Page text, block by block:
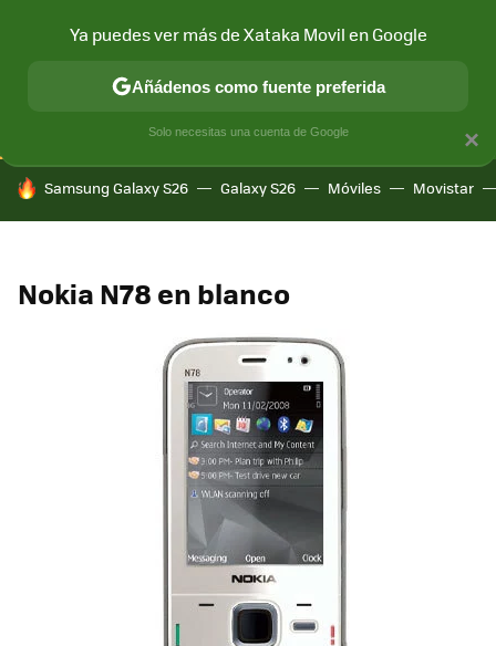
CONECTIVIDAD MÓVIL Y SOCIEDAD APLICACIONES
HOY SE HABLA DE
Samsung Galaxy S26 Galaxy S26 Móviles Movistar
Nokia N78 en blanco
×
Ya puedes ver más de Xataka Movil en Google
Añádenos como fuente preferida
Solo necesitas una cuenta de Google